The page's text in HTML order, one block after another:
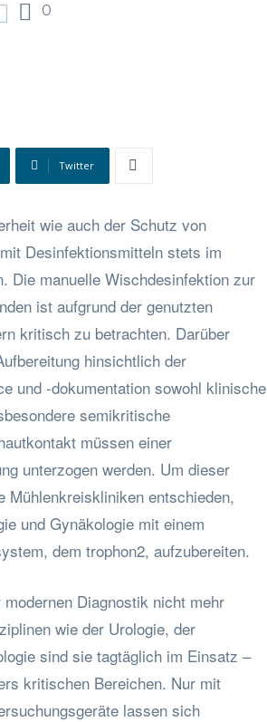
0
Twitter
wie auch der Schutz von
Desinfektionsmitteln stets im
Die manuelle Wischdesinfektion zur
ist aufgrund der genutzten
kritisch zu betrachten. Darüber
hinsichtlich der
und -dokumentation sowohl klinische
semikritische
müssen einer
unterzogen werden. Um dieser
Mühlenkreiskliniken entschieden,
und Gynäkologie mit einem
dem trophon2, aufzubereiten.
Diagnostik nicht mehr
wie der Urologie, der
sind sie tagtäglich im Einsatz –
kritischen Bereichen. Nur mit
lassen sich